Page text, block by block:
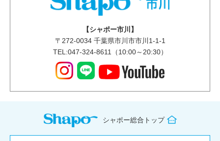
【シャポー市川】
〒 272-0034千葉県市川市市川1-1-1
TEL:047-324-8611（10:00～20:30）
シャポー総合トップ